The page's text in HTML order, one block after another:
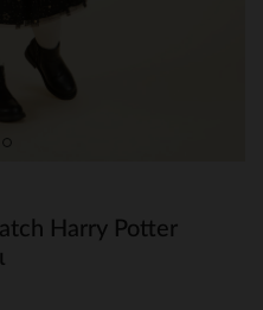
Harry Potter